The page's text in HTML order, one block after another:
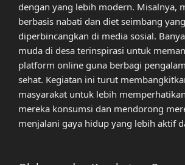
dengan yang lebih modern. Misalnya,
berbasis nabati dan diet seimbang
diperbincangkan di media sosial.
muda di desa terinspirasi untuk
platform online guna berbagi
sehat. Kegiatan ini turut
masyarakat untuk lebih
mereka konsumsi dan mendorong
menjalani gaya hidup yang lebih aktif